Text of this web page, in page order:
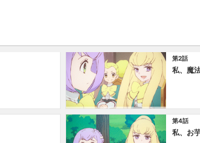
第2話
私、魔
第4話
私、お